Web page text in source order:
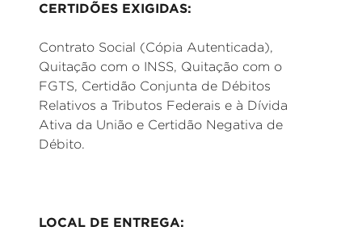
CERTIDÕES EXIGIDAS:
Contrato Social (Cópia Autenticada),
Quitação com o INSS, Quitação com o
FGTS, Certidão Conjunta de Débitos
Relativos a Tributos Federais e à Dívida
Ativa da União e Certidão Negativa de
Débito.
LOCAL DE ENTREGA: